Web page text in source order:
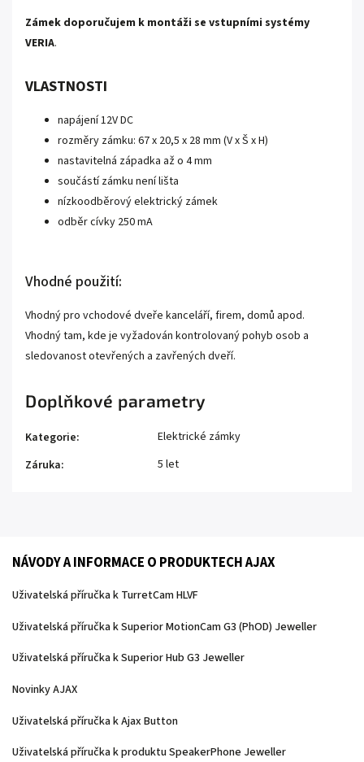
Zámek doporučujem k montáži se vstupními systémy
VERIA.
VLASTNOSTI
napájení 12V DC
rozměry zámku: 67 x 20,5 x 28 mm (V x Š x H)
nastavitelná západka až o 4 mm
součástí zámku není lišta
nízkoodběrový elektrický zámek
odběr cívky 250 mA
Vhodné použití:
Vhodný pro vchodové dveře kanceláří, firem, domů apod.
Vhodný tam, kde je vyžadován kontrolovaný pohyb osob a
sledovanost otevřených a zavřených dveří.
Doplňkové parametry
Kategorie:
Elektrické zámky
Záruka: 5 let
NÁVODY A INFORMACE O PRODUKTECH AJAX
Uživatelská příručka k TurretCam HLVF
Uživatelská příručka k Superior MotionCam G3 (PhOD) Jeweller
Uživatelská příručka k Superior Hub G3 Jeweller
Novinky AJAX
Uživatelská příručka k Ajax Button
Uživatelská příručka k produktu SpeakerPhone Jeweller